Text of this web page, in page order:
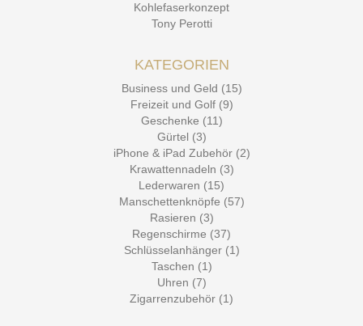
Kohlefaserkonzept
Tony Perotti
KATEGORIEN
Business und Geld (15)
Freizeit und Golf (9)
Geschenke (11)
Gürtel (3)
iPhone & iPad Zubehör (2)
Krawattennadeln (3)
Lederwaren (15)
Manschettenknöpfe (57)
Rasieren (3)
Regenschirme (37)
Schlüsselanhänger (1)
Taschen (1)
Uhren (7)
Zigarrenzubehör (1)